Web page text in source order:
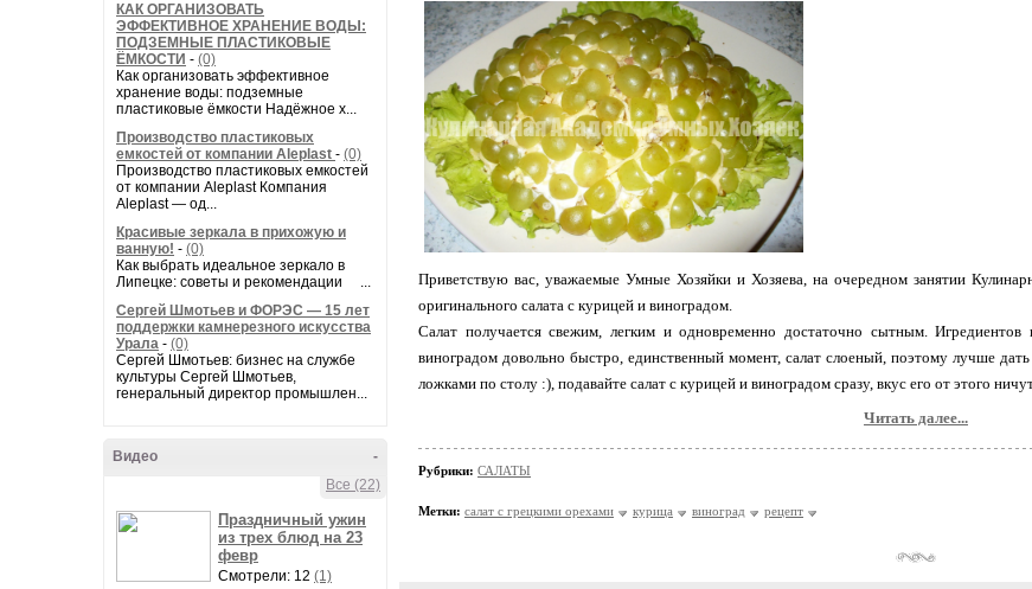
КАК ОРГАНИЗОВАТЬ
ЭФФЕКТИВНОЕ ХРАНЕНИЕ ВОДЫ:
ПОДЗЕМНЫЕ ПЛАСТИКОВЫЕ
ЁМКОСТИ - (0)
Как организовать эффективное
хранение воды: подземные
пластиковые ёмкости Надёжное х...
Производство пластиковых
емкостей от компании Aleplast - (0)
Производство пластиковых емкостей
от компании Aleplast Компания
Aleplast — од...
Красивые зеркала в прихожую и
ванную! - (0)
Как выбрать идеальное зеркало в
Липецке: советы и рекомендации ...
Сергей Шмотьев и ФОРЭС — 15 лет
поддержки камнерезного искусства
Урала - (0)
Сергей Шмотьев: бизнес на службе
культуры Сергей Шмотьев,
генеральный директор промышлен...
-
Видео
Все (22)
Праздничный ужин
из трех блюд на 23
февр
Смотрели: 12 (1)
Приветствую вас, уважаемые Умные Хозяйки и Хозяева, на очередном занятии
оригинального салата с курицей и виноградом.
Салат получается свежим, легким и одновременно достаточно сытным.
виноградом довольно быстро, единственный момент, салат слоеный, поэтому лучше
ложками по столу :), подавайте салат с курицей и виноградом сразу, вкус его от этого
Читать далее...
Рубрики: САЛАТЫ
Метки: салат с грецкими орехами курица виноград рецепт